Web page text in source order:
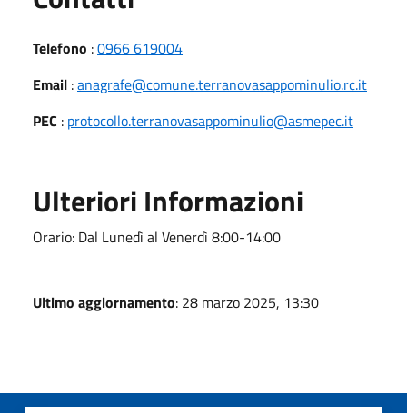
Telefono :0966 619004
Email :anagrafe@comune.terranovasappominulio.rc.it
PEC : protocollo.terranovasappominulio@asmepec.it
Ulteriori Informazioni
Orario: Dal Lunedì al Venerdì 8:00-14:00
Ultimo aggiornamento: 28 marzo 2025, 13:30